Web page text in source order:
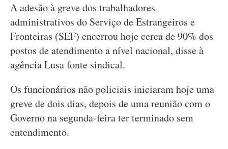
A adesão à greve dos trabalhadores
administrativos do Serviço de Estrangeiros e
Fronteiras (SEF) encerrou hoje cerca de 90% dos
postos de atendimento a nível nacional, disse à
agência Lusa fonte sindical.
Os funcionários não policiais iniciaram hoje uma
greve de dois dias, depois de uma reunião com o
Governo na segunda-feira ter terminado sem
entendimento.